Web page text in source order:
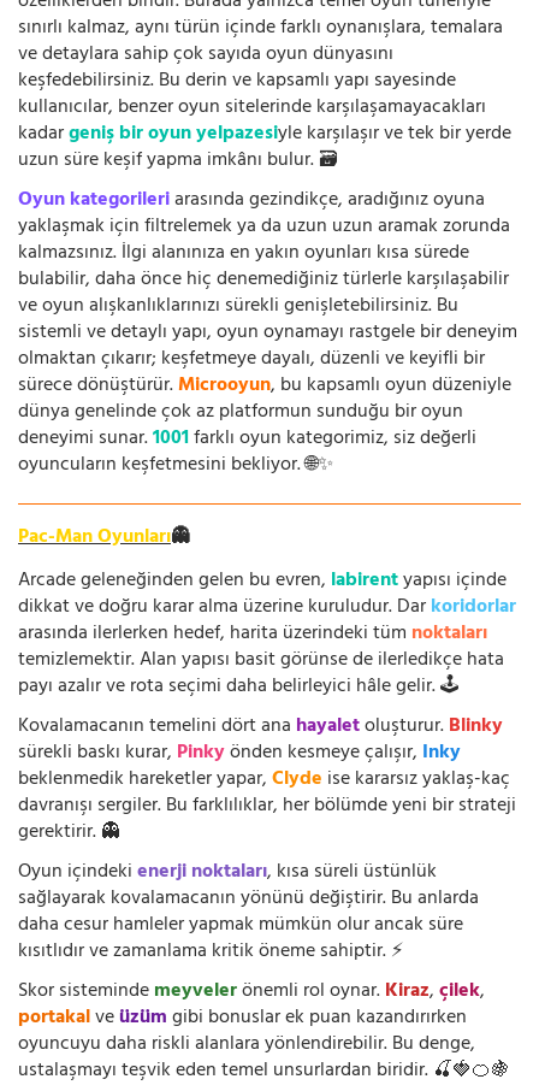
sınırlı kalmaz, aynı türün içinde farklı oynanışlara, temalara
ve detaylara sahip çok sayıda oyun dünyasını
keşfedebilirsiniz. Bu derin ve kapsamlı yapı sayesinde
kullanıcılar, benzer oyun sitelerinde karşılaşamayacakları
kadargeniş bir oyun yelpazesiyle karşılaşır ve tek bir yerde
uzun süre keşif yapma imkânı bulur. 🗃️
Oyun kategorileriarasında gezindikçe, aradığınız oyuna
yaklaşmak için filtrelemek ya da uzun uzun aramak zorunda
kalmazsınız. İlgi alanınıza en yakın oyunları kısa sürede
bulabilir, daha önce hiç denemediğiniz türlerle karşılaşabilir
ve oyun alışkanlıklarınızı sürekli genişletebilirsiniz. Bu
sistemli ve detaylı yapı, oyun oynamayı rastgele bir deneyim
olmaktan çıkarır; keşfetmeye dayalı, düzenli ve keyifli bir
sürece dönüştürür.Microoyun, bu kapsamlı oyun düzeniyle
dünya genelinde çok az platformun sunduğu bir oyun
deneyimi sunar.1001farklı oyun kategorimiz, siz değerli
oyuncuların keşfetmesini bekliyor. 🌐✨
Pac-Man Oyunları👻
Arcade geleneğinden gelen bu evren, labirentyapısı içinde
dikkat ve doğru karar alma üzerine kuruludur. Darkoridorlar
arasında ilerlerken hedef, harita üzerindeki tüm noktaları
temizlemektir. Alan yapısı basit görünse de ilerledikçe hata
payı azalır ve rota seçimi daha belirleyici hâle gelir. 🕹️
Kovalamacanın temelini dört ana hayaletoluşturur.Blinky
sürekli baskı kurar, Pinkyönden kesmeye çalışır, Inky
beklenmedik hareketler yapar,Clyde ise kararsız yaklaş-kaç
davranışı sergiler. Bu farklılıklar, her bölümde yeni bir strateji
gerektirir. 👻
Oyun içindekienerji noktaları, kısa süreli üstünlük
sağlayarak kovalamacanın yönünü değiştirir. Bu anlarda
daha cesur hamleler yapmak mümkün olur ancak süre
kısıtlıdır ve zamanlama kritik öneme sahiptir. ⚡
Skor sistemindemeyvelerönemli rol oynar.Kiraz,çilek,
portakalveüzümgibi bonuslar ek puan kazandırırken
oyuncuyu daha riskli alanlara yönlendirebilir. Bu denge,
ustalaşmayı teşvik eden temel unsurlardan biridir. 🍒🍓🍊🍇